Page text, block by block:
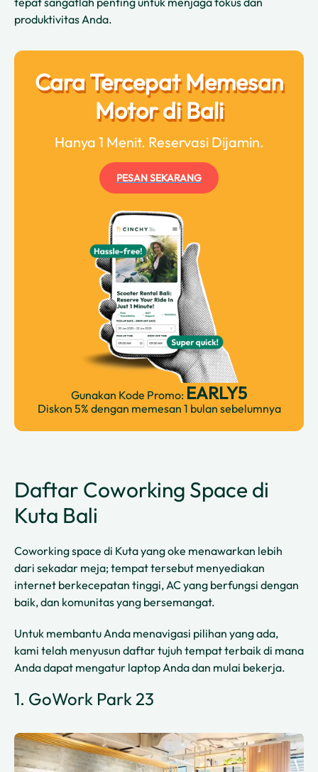
produktivitas Anda.
Cara Tercepat Memesan
Motor di Bali
Hanya 1 Menit. Reservasi Dijamin.
PESAN SEKARANG
Gunakan Kode Promo: EARLY5
Diskon 5% dengan memesan 1 bulan sebelumnya
Daftar Coworking Space di
Kuta Bali
Coworking space di Kuta yang oke menawarkan lebih
dari sekadar meja; tempat tersebut menyediakan
internet berkecepatan tinggi, AC yang berfungsi dengan
baik, dan komunitas yang bersemangat.
Untuk membantu Anda menavigasi pilihan yang ada,
kami telah menyusun daftar tujuh tempat terbaik di mana
Anda dapat mengatur laptop Anda dan mulai bekerja.
1. GoWork Park 23